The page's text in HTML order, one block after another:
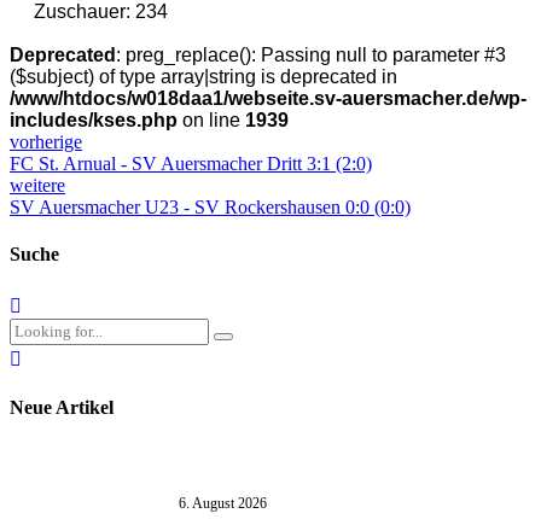
Zuschauer: 234
Deprecated : preg_replace(): Passing null to parameter #3
($subject) of type array|string is deprecated in
/www/htdocs/w018daa1/webseite.sv-auersmacher.de/wp-
includes/kses.php on line 1939
vorherige
FC St. Arnual - SV Auersmacher Dritt 3:1 (2:0)
weitere
SV Auersmacher U23 - SV Rockershausen 0:0 (0:0)
Suche
Neue Artikel
6. August 2026